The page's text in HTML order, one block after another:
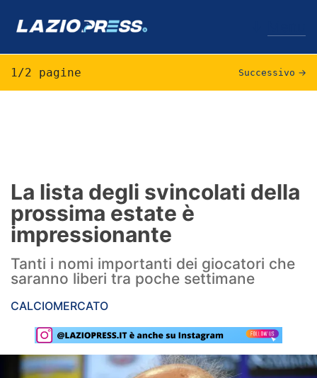
Formello
Infortuni
Primavera
Calciomercato
Lazio Women
Rassegna Lazio
Social
1/2 pagine Successivo →
La lista degli svincolati della
prossima estate è
impressionante
Tanti i nomi importanti dei giocatori che
saranno liberi tra poche settimane
CALCIOMERCATO